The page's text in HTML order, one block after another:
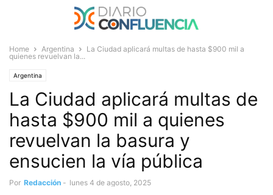
Home Argentina
La Ciudad aplicará multas de hasta $900 mil a
quienes revuelvan la...
Argentina
La Ciudad aplicará multas de
hasta $900 mil a quienes
revuelvan la basura y
ensucien la vía pública
Por Redacción - lunes 4 de agosto, 2025